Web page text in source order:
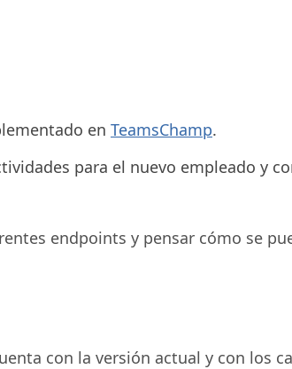
en TeamsChamp.
para el nuevo empleado y
endpoints y pensar cómo se
con la versión actual y con los